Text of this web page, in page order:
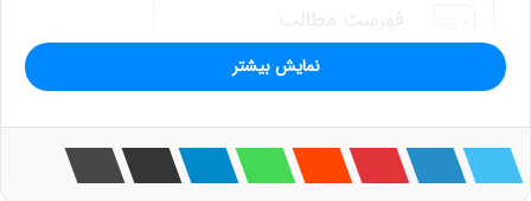
فهرست مطالب
اجزای داخلی کارت شبکه
کارت شبکه کامپیوتری چیست
تفاوت کارت شبکه کامپیوتر و کارت شبکه سرور
نمایش بیشتر